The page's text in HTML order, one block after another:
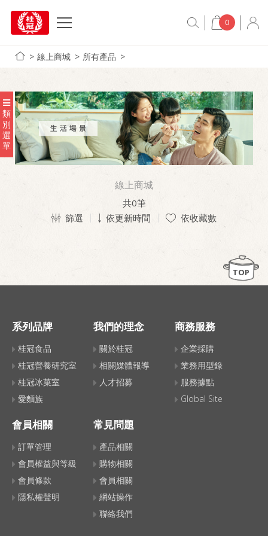
0
線上商城 所有產品
類
別
選
單
線上商城
共0筆
篩選
依更新時間 依收藏數
TOP
系列品牌
桂冠食品
桂冠營養研究室
桂冠冰菓室
愛麵族
我們的理念
關於桂冠
相關媒體報導
人才招募
商務服務
企業採購
業務用型錄
服務據點
Global Site
會員相關
訂單管理
會員權益與等級
會員條款
隱私權聲明
常見問題
產品相關
購物相關
會員相關
網站操作
聯絡我們